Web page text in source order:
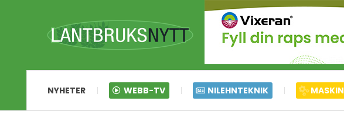
NYHETER WEBB-TV NILEHNTEKNIK MASKIN